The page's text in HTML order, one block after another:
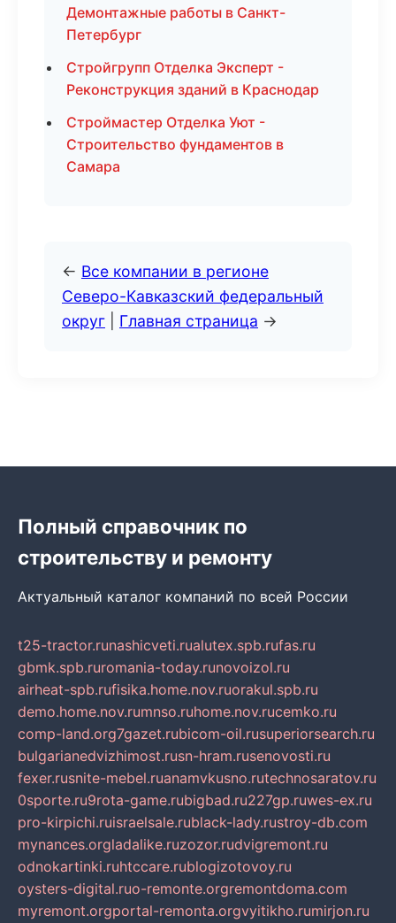
Демонтажные работы в Санкт-
Петербург
Стройгрупп Отделка Эксперт -
Реконструкция зданий в Краснодар
Строймастер Отделка Уют -
Строительство фундаментов в
Самара
← Все компании в регионе
Северо-Кавказский федеральный
округ
Главная страница →
Полный справочник по
строительству и ремонту
Актуальный каталог компаний по всей России
t25-tractor.runashicveti.rualutex.spb.rufas.ru
gbmk.spb.ruromania-today.runovoizol.ru
airheat-spb.rufisika.home.nov.ruorakul.spb.ru
demo.home.nov.rumnso.ruhome.nov.rucemko.ru
comp-land.org7gazet.rubicom-oil.rusuperiorsearch.ru
bulgarianedvizhimost.rusn-hram.rusenovosti.ru
fexer.rusnite-mebel.ruanamvkusno.rutechnosaratov.ru
0sporte.ru9rota-game.rubigbad.ru227gp.ruwes-ex.ru
pro-kirpichi.ruisraelsale.rublack-lady.rustroy-db.com
mynances.orgladalike.ruzozor.rudvigremont.ru
odnokartinki.ruhtccare.rublogizotovoy.ru
oysters-digital.ruo-remonte.orgremontdoma.com
myremont.orgportal-remonta.orgvyitikho.rumirjon.ru